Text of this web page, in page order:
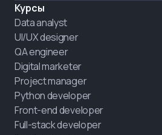
Курсы
Data analyst
UI/UX designer
QA engineer
Digital marketer
Project manager
Python developer
Front-end developer
Full-stack developer